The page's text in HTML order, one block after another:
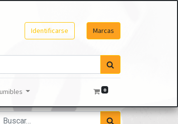
Identificarse Marcas
0